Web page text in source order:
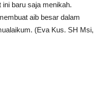
ini baru saja menikah.
aib besar dalam
(Eva Kus. SH Msi,